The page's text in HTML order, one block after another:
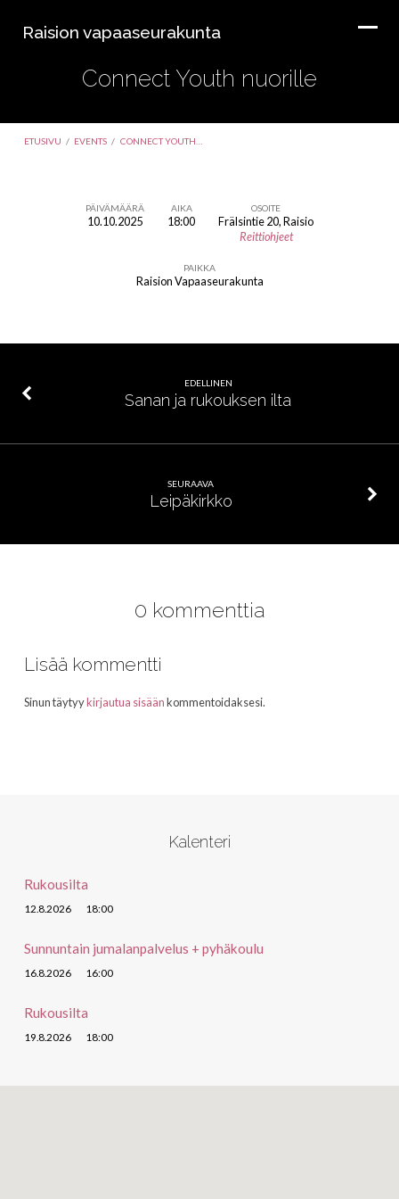
Raision vapaaseurakunta
Connect Youth nuorille
ETUSIVU / EVENTS / CONNECT YOUTH…
PÄIVÄMÄÄRÄ
10.10.2025
AIKA
18:00
OSOITE
Frälsintie 20, Raisio
Reittiohjeet
PAIKKA
Raision Vapaaseurakunta
EDELLINEN
Sanan ja rukouksen ilta
SEURAAVA
Leipäkirkko
0 kommenttia
Lisää kommentti
Sinun täytyykirjautua sisäänkommentoidaksesi.
Kalenteri
Rukousilta
12.8.2026 18:00
Sunnuntain jumalanpalvelus + pyhäkoulu
16.8.2026 16:00
Rukousilta
19.8.2026 18:00